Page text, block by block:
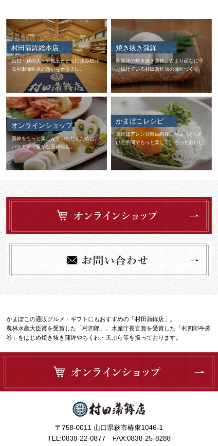
村田蒲鉾総本店
山口・萩の人々や風土とともに歩み続け
る村田蒲鉾店の想いをカタチに。
焼き抜き蒲鉾
萩発祥の焼き抜き蒲鉾。古より頑なに守
り続けている村田蒲鉾店の蒲鉾づくり。
オンラインショップ
蒲鉾をもっと楽しんでいただくために。
バラエティ豊かな蒲鉾たち。
かまぼこレシピ
蒲鉾はアレンジ自由自在。ちょっとした
ひと手間でもっと楽しく、もっとおいし
く。
かまぼこの通販グルメ・ギフトにもおすすめの「村田蒲鉾店」。
農林水産大臣賞を受賞した「村四郎」、水産庁長官賞を受賞した「村四郎牛蒡
巻」をはじめ焼き抜き蒲鉾やちくわ・天ぷら等を扱っております。
〒758-0011 山口県萩市椿東1046-1
TEL:0838-22-0877 FAX:0838-25-8288